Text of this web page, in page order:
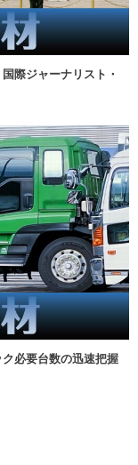
際ジャーナリスト・
必要台数の迅速把握